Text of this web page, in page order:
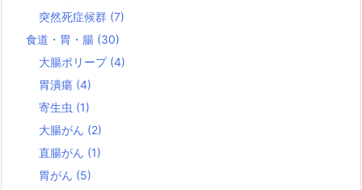
突然死症候群 (7)
食道・胃・腸 (30)
大腸ポリープ (4)
胃潰瘍 (4)
寄生虫 (1)
大腸がん (2)
直腸がん (1)
胃がん (5)